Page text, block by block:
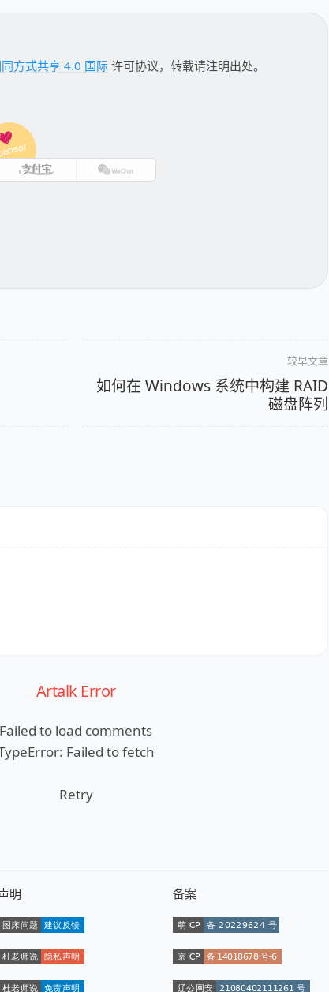
方式共享 4.0 国际许可协议，转载请注明出处。
较早文章
如何在 Windows 系统中构建 RAID
磁盘阵列
Artalk Error
Failed to load comments
Failed to fetch
Retry
明 备案